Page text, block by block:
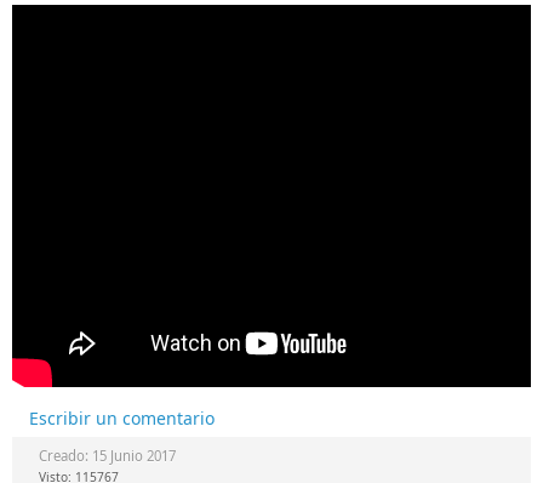
Escribir un comentario
Creado: 15 Junio 2017
Visto: 115767